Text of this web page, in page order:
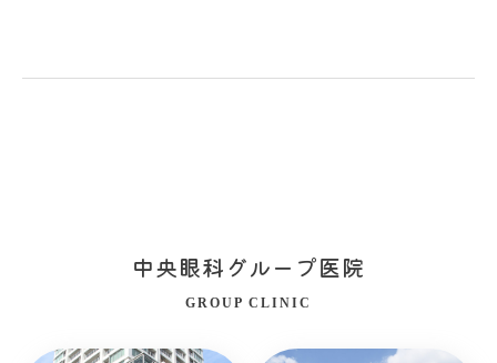
中央眼科グループ医院
GROUP CLINIC